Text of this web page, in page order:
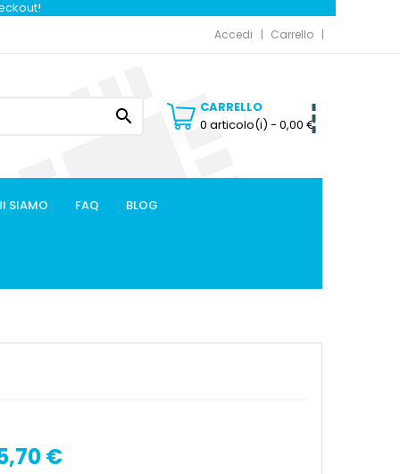
Accedi Carrello

CARRELLO
0 articolo(i) - 0,00 €
SIAMO FAQ BLOG
€